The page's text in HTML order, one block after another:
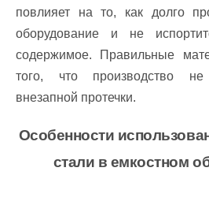
повлияет на то, как долго
оборудование и не
содержимое. Правильные
того, что производство не
внезапной протечки.
Особенности
стали в емкостном